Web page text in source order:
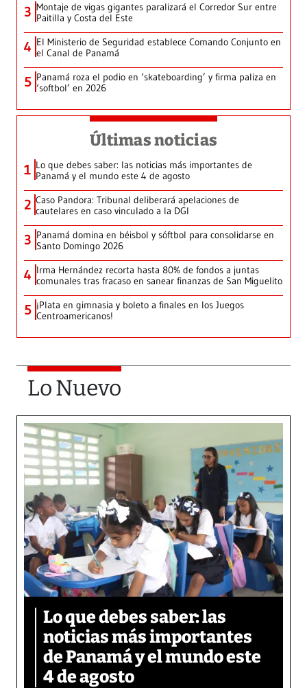
3 Montaje de vigas gigantes paralizará el Corredor Sur entre
Paitilla y Costa del Este
4 El Ministerio de Seguridad establece Comando Conjunto en
el Canal de Panamá
5 Panamá roza el podio en ‘skateboarding’ y firma paliza en
‘softbol’ en 2026
Últimas noticias
1 Lo que debes saber: las noticias más importantes de
Panamá y el mundo este 4 de agosto
2 Caso Pandora: Tribunal deliberará apelaciones de
cautelares en caso vinculado a la DGI
3 Panamá domina en béisbol y sóftbol para consolidarse en
Santo Domingo 2026
4 Irma Hernández recorta hasta 80% de fondos a juntas
comunales tras fracaso en sanear finanzas de San Miguelito
5 ¡Plata en gimnasia y boleto a finales en los Juegos
Centroamericanos!
Lo Nuevo
Lo que debes saber: las
noticias más importantes
de Panamá y el mundo este
4 de agosto